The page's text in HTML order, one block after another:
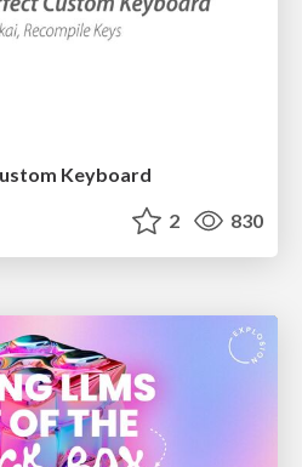
Keyboard
2 830